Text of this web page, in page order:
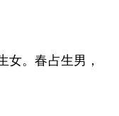
女。春占生男，